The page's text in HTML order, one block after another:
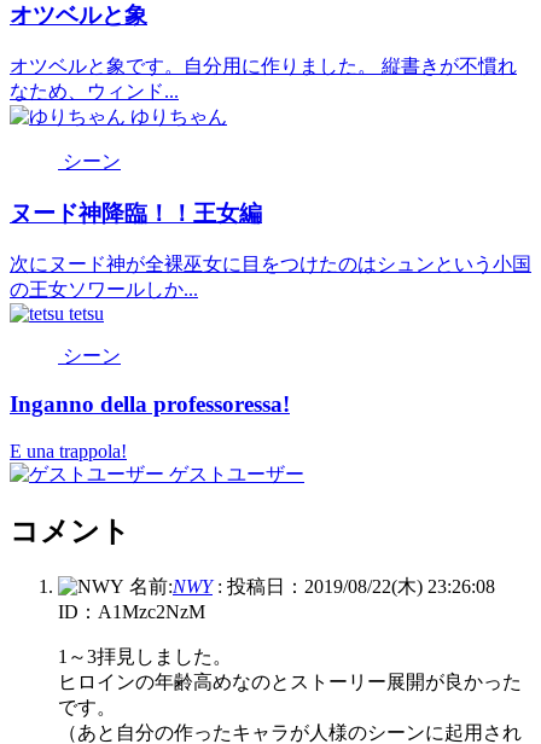
オツベルと象
オツベルと象です。自分用に作りました。 縦書きが不慣れ
なため、ウィンド...
ゆりちゃん
シーン
ヌード神降臨！！王女編
次にヌード神が全裸巫女に目をつけたのはシュンという小国
の王女ソワールしか...
tetsu
シーン
Inganno della professoressa!
E una trappola!
ゲストユーザー
コメント
名前:NWY: 投稿日：2019/08/22(木) 23:26:08
ID：A1Mzc2NzM
1～3拝見しました。
ヒロインの年齢高めなのとストーリー展開が良かった
です。
（あと自分の作ったキャラが人様のシーンに起用され